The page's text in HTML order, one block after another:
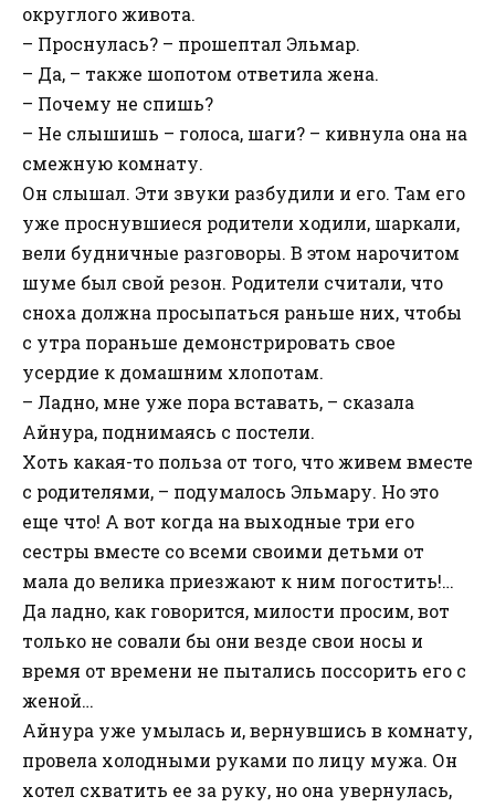
округлого живота.
– Проснулась? – прошептал Эльмар.
– Да, – также шопотом ответила жена.
– Почему не спишь?
– Не слышишь – голоса, шаги? – кивнула она на
смежную комнату.
Он слышал. Эти звуки разбудили и его. Там его
уже проснувшиеся родители ходили, шаркали,
вели будничные разговоры. В этом нарочитом
шуме был свой резон. Родители считали, что
сноха должна просыпаться раньше них, чтобы
с утра пораньше демонстрировать свое
усердие к домашним хлопотам.
– Ладно, мне уже пора вставать, – сказала
Айнура, поднимаясь с постели.
Хоть какая-то польза от того, что живем вместе
с родителями, – подумалось Эльмару. Но это
еще что! А вот когда на выходные три его
сестры вместе со всеми своими детьми от
мала до велика приезжают к ним погостить!…
Да ладно, как говорится, милости просим, вот
только не совали бы они везде свои носы и
время от времени не пытались поссорить его с
женой…
Айнура уже умылась и, вернувшись в комнату,
провела холодными руками по лицу мужа. Он
хотел схватить ее за руку, но она увернулась,